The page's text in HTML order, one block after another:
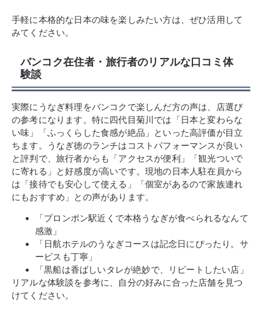
手軽に本格的な日本の味を楽しみたい方は、ぜひ活用して
みてください。
バンコク在住者・旅行者のリアルな口コミ体
験談
実際にうなぎ料理をバンコクで楽しんだ方の声は、店選び
の参考になります。特に四代目菊川では「日本と変わらな
い味」「ふっくらした食感が絶品」といった高評価が目立
ちます。うなぎ徳のランチはコストパフォーマンスが良い
と評判で、旅行者からも「アクセスが便利」「観光ついで
に寄れる」と好感度が高いです。現地の日本人駐在員から
は「接待でも安心して使える」「個室があるので家族連れ
にもおすすめ」との声があります。
「プロンポン駅近くで本格うなぎが食べられるなんて
感激」
「日航ホテルのうなぎコースは記念日にぴったり。サ
ービスも丁寧」
「黒船は香ばしいタレが絶妙で、リピートしたい店」
リアルな体験談を参考に、自分の好みに合った店舗を見つ
けてください。